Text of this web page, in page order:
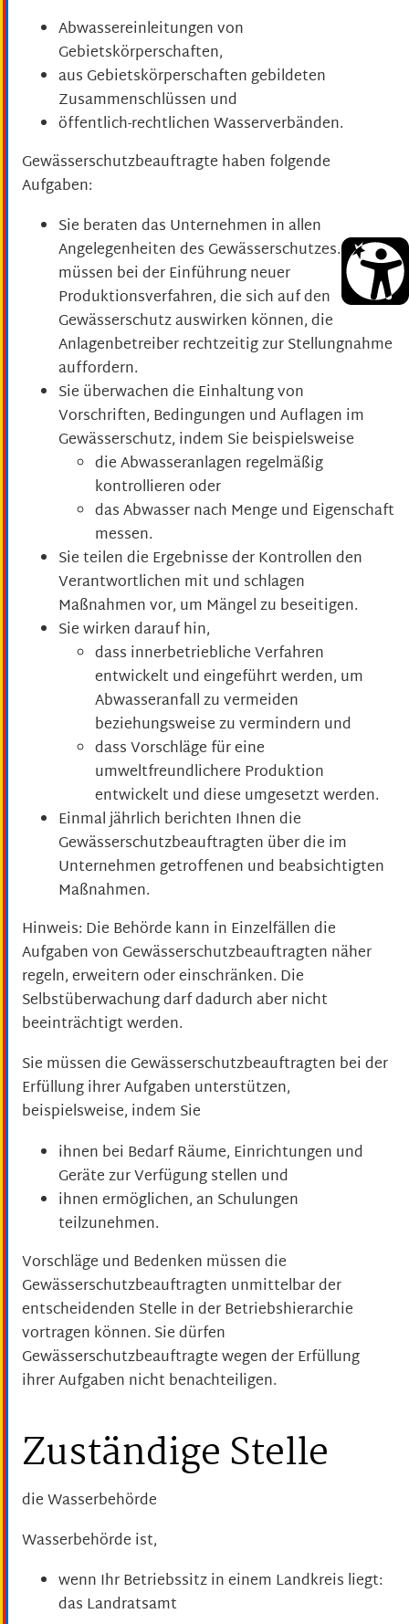
Abwassereinleitungen von
Gebietskörperschaften,
aus Gebietskörperschaften gebildeten
Zusammenschlüssen und
öffentlich-rechtlichen Wasserverbänden.
Gewässerschutzbeauftragte haben folgende
Aufgaben:
Sie beraten das Unternehmen in allen
Angelegenheiten des Gewässerschutzes. Sie
müssen bei der Einführung neuer
Produktionsverfahren, die sich auf den
Gewässerschutz auswirken können, die
Anlagenbetreiber rechtzeitig zur Stellungnahme
auffordern.
Sie überwachen die Einhaltung von
Vorschriften, Bedingungen und Auflagen im
Gewässerschutz, indem Sie beispielsweise
die Abwasseranlagen regelmäßig
kontrollieren oder
das Abwasser nach Menge und Eigenschaft
messen.
Sie teilen die Ergebnisse der Kontrollen den
Verantwortlichen mit und schlagen
Maßnahmen vor, um Mängel zu beseitigen.
Sie wirken darauf hin,
dass innerbetriebliche Verfahren
entwickelt und eingeführt werden, um
Abwasseranfall zu vermeiden
beziehungsweise zu vermindern und
dass Vorschläge für eine
umweltfreundlichere Produktion
entwickelt und diese umgesetzt werden.
Einmal jährlich berichten Ihnen die
Gewässerschutzbeauftragten über die im
Unternehmen getroffenen und beabsichtigten
Maßnahmen.
Hinweis: Die Behörde kann in Einzelfällen die
Aufgaben von Gewässerschutzbeauftragten näher
regeln, erweitern oder einschränken. Die
Selbstüberwachung darf dadurch aber nicht
beeinträchtigt werden.
Sie müssen die Gewässerschutzbeauftragten bei der
Erfüllung ihrer Aufgaben unterstützen,
beispielsweise, indem Sie
ihnen bei Bedarf Räume, Einrichtungen und
Geräte zur Verfügung stellen und
ihnen ermöglichen, an Schulungen
teilzunehmen.
Vorschläge und Bedenken müssen die
Gewässerschutzbeauftragten unmittelbar der
entscheidenden Stelle in der Betriebshierarchie
vortragen können. Sie dürfen
Gewässerschutzbeauftragte wegen der Erfüllung
ihrer Aufgaben nicht benachteiligen.
Zuständige Stelle
die Wasserbehörde
Wasserbehörde ist,
wenn Ihr Betriebssitz in einem Landkreis liegt:
das Landratsamt